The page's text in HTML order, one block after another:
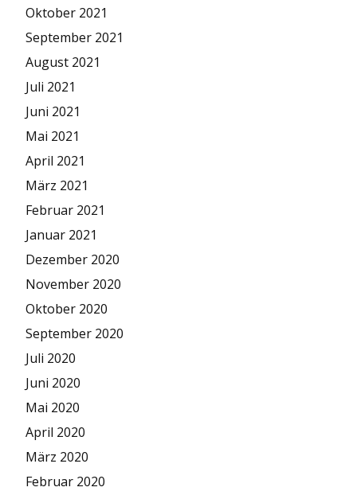
Oktober 2021
September 2021
August 2021
Juli 2021
Juni 2021
Mai 2021
April 2021
März 2021
Februar 2021
Januar 2021
Dezember 2020
November 2020
Oktober 2020
September 2020
Juli 2020
Juni 2020
Mai 2020
April 2020
März 2020
Februar 2020